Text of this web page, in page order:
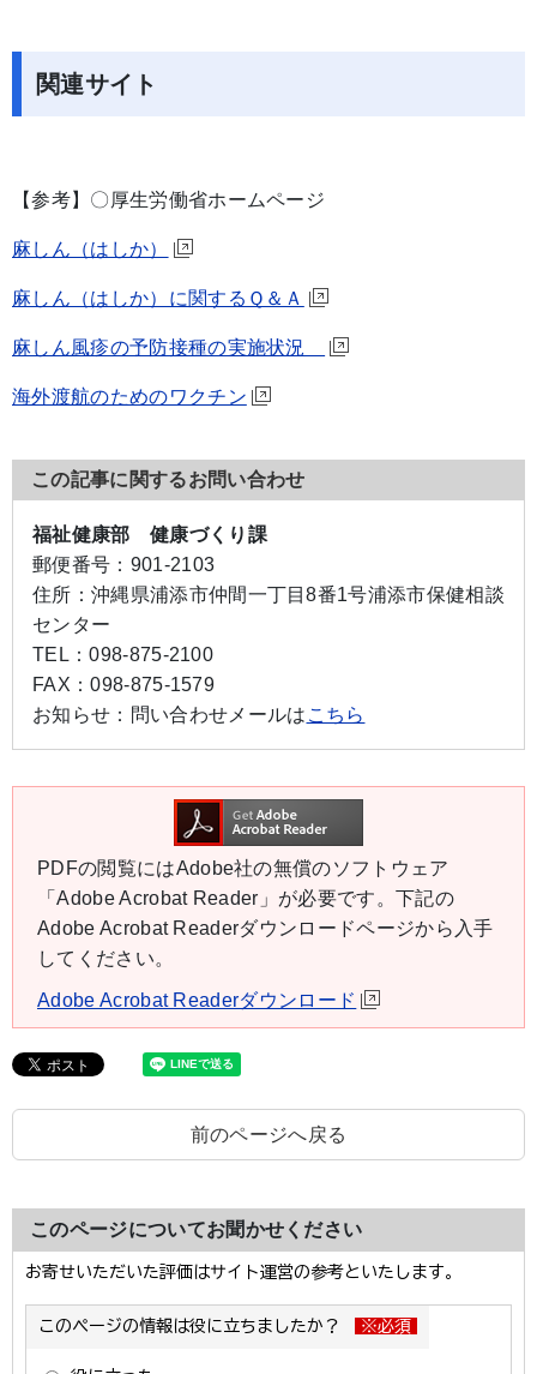
関連サイト
【参考】〇厚生労働省ホームページ
麻しん（はしか）
麻しん（はしか）に関するＱ＆Ａ
麻しん風疹の予防接種の実施状況
海外渡航のためのワクチン
この記事に関するお問い合わせ
福祉健康部 健康づくり課
郵便番号： 901-2103
住所： 沖縄県浦添市仲間一丁目8番1号浦添市保健相談
センター
TEL：098-875-2100
FAX：098-875-1579
お知らせ： 問い合わせメールは こちら
PDFの閲覧にはAdobe社の無償のソフトウェア
「Adobe Acrobat Reader」が必要です。下記の
Adobe Acrobat Readerダウンロードページから入手
してください。
Adobe Acrobat Readerダウンロード
前のページへ戻る
このページについてお聞かせください